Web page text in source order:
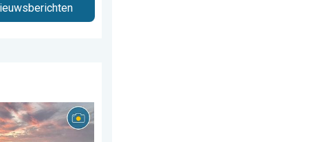
2026
de week!. Weer&Radar uploader. . . zaterdag 25 juli 2026